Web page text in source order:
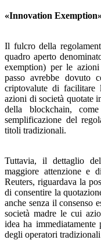
«Innovation
Il fulcro della
quadro aperto
exemption) per le
passo avrebbe dovuto
criptovalute di facilitare
azioni di società quotate
della blockchain,
semplificazione del
titoli tradizionali.
Tuttavia, il dettaglio
maggiore attenzione e
Reuters, riguardava la
di consentire la
anche senza il consenso
società madre le cui
idea ha immediatamente
degli operatori